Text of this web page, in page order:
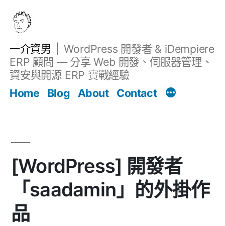
一介資男
WordPress 開發者 & iDempiere
ERP 顧問 — 分享 Web 開發、伺服器管理、
資安與開源 ERP 實戰經驗
Home
Blog About Contact
[WordPress] 開發者
「saadamin」的外掛作
品
文章 Filter